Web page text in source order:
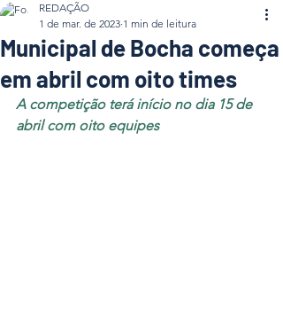
Municipal de Bocha começa
em abril com oito times
REDAÇÃO
1 de mar. de 2023 1 min de leitura
A competição terá início no dia 15 de
abril com oito equipes